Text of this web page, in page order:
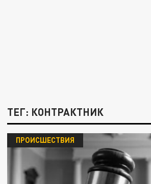
ТЕГ: КОНТРАКТНИК
ПРОИСШЕСТВИЯ